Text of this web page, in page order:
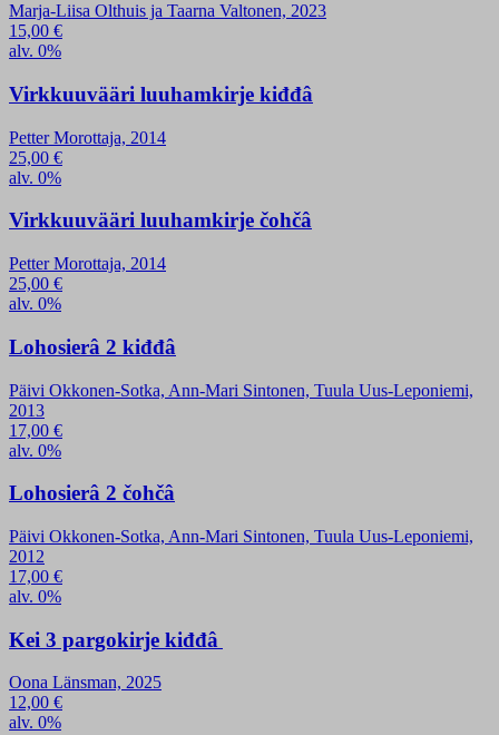
Marja-Liisa Olthuis ja Taarna Valtonen, 2023
15,00 €
alv. 0%
Virkkuuvääri luuhamkirje kiđđâ
Petter Morottaja, 2014
25,00 €
alv. 0%
Virkkuuvääri luuhamkirje čohčâ
Petter Morottaja, 2014
25,00 €
alv. 0%
Lohosierâ 2 kiđđâ
Päivi Okkonen-Sotka, Ann-Mari Sintonen, Tuula Uus-Leponiemi,
2013
17,00 €
alv. 0%
Lohosierâ 2 čohčâ
Päivi Okkonen-Sotka, Ann-Mari Sintonen, Tuula Uus-Leponiemi,
2012
17,00 €
alv. 0%
Kei 3 pargokirje kiđđâ
Oona Länsman, 2025
12,00 €
alv. 0%